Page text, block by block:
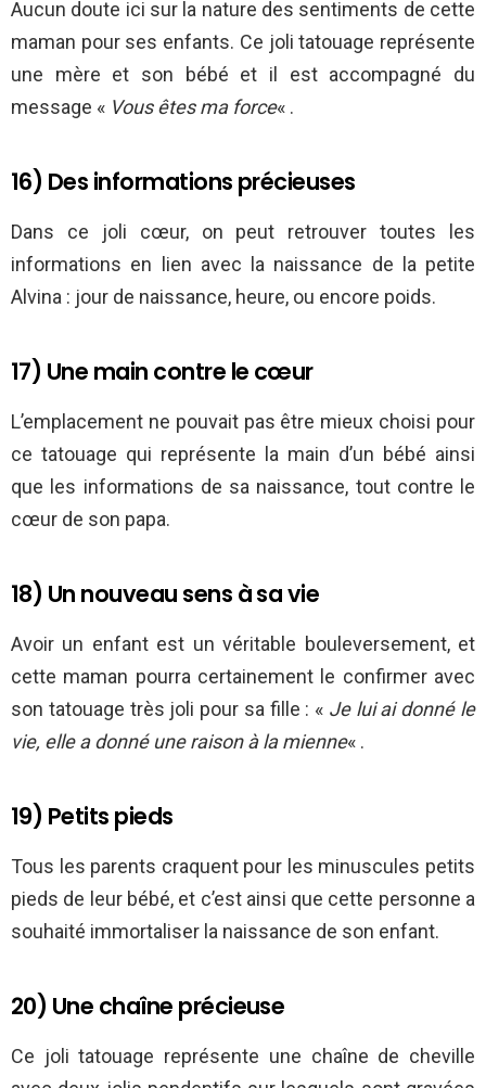
Aucun doute ici sur la nature des sentiments de cette
maman pour ses enfants. Ce joli tatouage représente
une mère et son bébé et il est accompagné du
message « Vous êtes ma force« .
16) Des informations précieuses
Dans ce joli cœur, on peut retrouver toutes les
informations en lien avec la naissance de la petite
Alvina : jour de naissance, heure, ou encore poids.
17) Une main contre le cœur
L’emplacement ne pouvait pas être mieux choisi pour
ce tatouage qui représente la main d’un bébé ainsi
que les informations de sa naissance, tout contre le
cœur de son papa.
18) Un nouveau sens à sa vie
Avoir un enfant est un véritable bouleversement, et
cette maman pourra certainement le confirmer avec
son tatouage très joli pour sa fille : « Je lui ai donné le
vie, elle a donné une raison à la mienne« .
19) Petits pieds
Tous les parents craquent pour les minuscules petits
pieds de leur bébé, et c’est ainsi que cette personne a
souhaité immortaliser la naissance de son enfant.
20) Une chaîne précieuse
Ce joli tatouage représente une chaîne de cheville